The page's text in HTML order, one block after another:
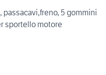
5 gommini
sportello motore